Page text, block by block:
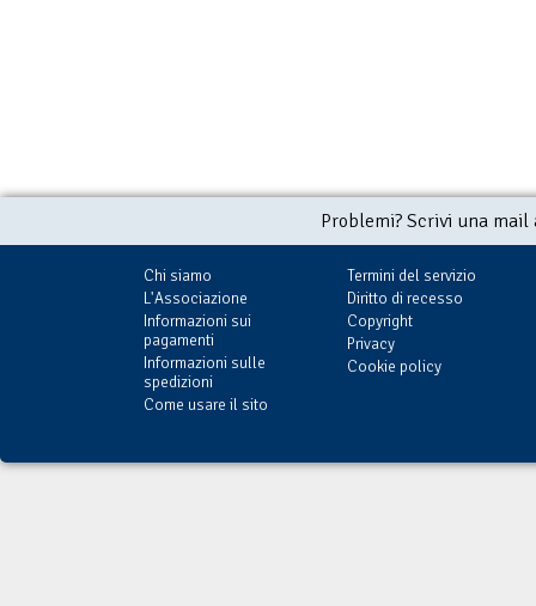
Problemi? Scrivi una
Chi siamo
L'Associazione
Informazioni sui
pagamenti
Informazioni sulle
spedizioni
Come usare il sito
Termini del servizio
Diritto di recesso
Copyright
Privacy
Cookie policy